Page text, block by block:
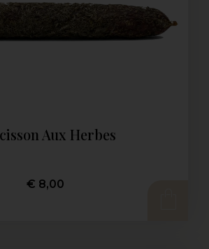
Aux Herbes
€ 8,00